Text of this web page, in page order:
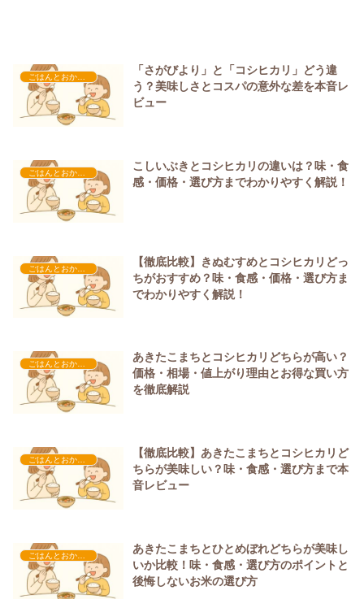
「さがびより」と「コシヒカリ」どう違
う？美味しさとコスパの意外な差を本音レ
ビュー
こしいぶきとコシヒカリの違いは？味・食
感・価格・選び方までわかりやすく解説！
【徹底比較】きぬむすめとコシヒカリどっ
ちがおすすめ？味・食感・価格・選び方ま
でわかりやすく解説！
ごはんとおかずの味方たち
あきたこまちとコシヒカリどちらが高い？
価格・相場・値上がり理由とお得な買い方
を徹底解説
【徹底比較】あきたこまちとコシヒカリど
ちらが美味しい？味・食感・選び方まで本
音レビュー
あきたこまちとひとめぼれどちらが美味し
いか比較！味・食感・選び方のポイントと
後悔しないお米の選び方